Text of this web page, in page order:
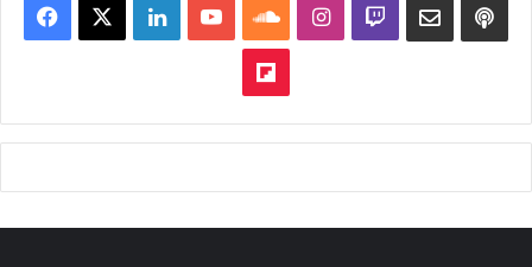
Facebook LinkedinYouTubeSoundCloud
Instagram
Twitch
Flipboard